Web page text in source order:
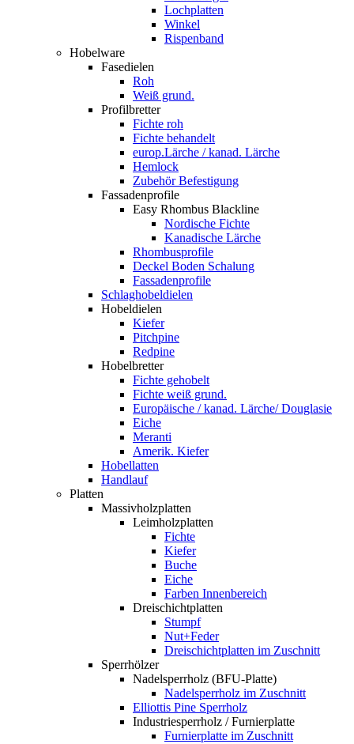
Lochplatten
Winkel
Rispenband
Hobelware
Fasedielen
Roh
Weiß grund.
Profilbretter
Fichte roh
Fichte behandelt
europ.Lärche / kanad. Lärche
Hemlock
Zubehör Befestigung
Fassadenprofile
Easy Rhombus Blackline
Nordische Fichte
Kanadische Lärche
Rhombusprofile
Deckel Boden Schalung
Fassadenprofile
Schlaghobeldielen
Hobeldielen
Kiefer
Pitchpine
Redpine
Hobelbretter
Fichte gehobelt
Fichte weiß grund.
Europäische / kanad. Lärche/ Douglasie
Eiche
Meranti
Amerik. Kiefer
Hobellatten
Handlauf
Platten
Massivholzplatten
Leimholzplatten
Fichte
Kiefer
Buche
Eiche
Farben Innenbereich
Dreischichtplatten
Stumpf
Nut+Feder
Dreischichtplatten im Zuschnitt
Sperrhölzer
Nadelsperrholz (BFU-Platte)
Nadelsperrholz im Zuschnitt
Elliottis Pine Sperrholz
Industriesperrholz / Furnierplatte
Furnierplatte im Zuschnitt